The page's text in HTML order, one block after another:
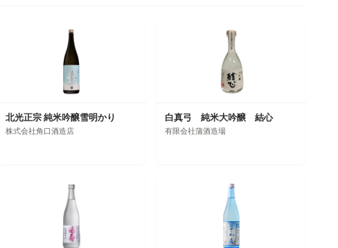
北光正宗 純米吟醸雪明かり
株式会社角口酒造店
白真弓 純米大吟醸 結心
有限会社蒲酒造場